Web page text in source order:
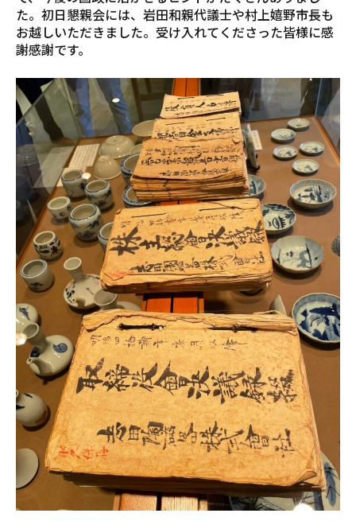
た。初日懇親会には、岩田和親代議士や村上嬉野市長も
お越しいただきました。受け入れてくださった皆様に感
謝感謝です。